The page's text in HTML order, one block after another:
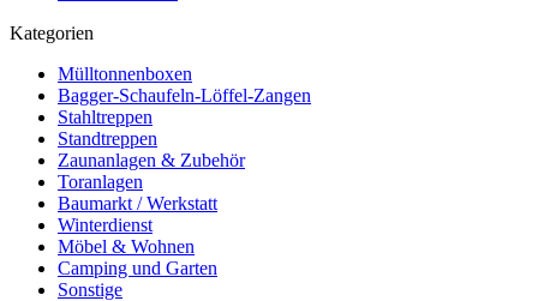
Kategorien
Mülltonnenboxen
Bagger-Schaufeln-Löffel-Zangen
Stahltreppen
Standtreppen
Zaunanlagen & Zubehör
Toranlagen
Baumarkt / Werkstatt
Winterdienst
Möbel & Wohnen
Camping und Garten
Sonstige